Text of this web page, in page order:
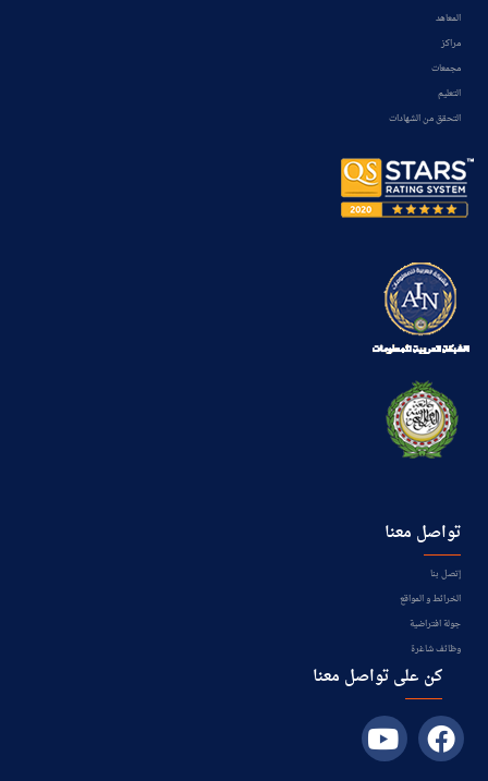
المعاهد
مراكز
مجمعات
التعليم
التحقق من الشهادات
تواصل معنا
إتصل بنا
الخرائط و المواقع
جولة افتراضية
وظائف شاغرة
كن على تواصل معنا